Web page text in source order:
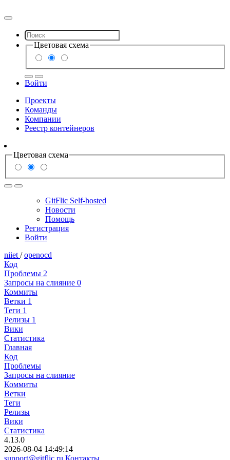
Цветовая схема
Войти
Проекты
Команды
Компании
Реестр контейнеров
Цветовая схема
GitFlic Self-hosted
Новости
Помощь
Регистрация
Войти
niiet / openocd
Код
Проблемы 2
Запросы на слияние 0
Коммиты
Ветки 1
Теги 1
Релизы 1
Вики
Статистика
Главная
Код
Проблемы
Запросы на слияние
Коммиты
Ветки
Теги
Релизы
Вики
Статистика
4.13.0
2026-08-04 14:49:14